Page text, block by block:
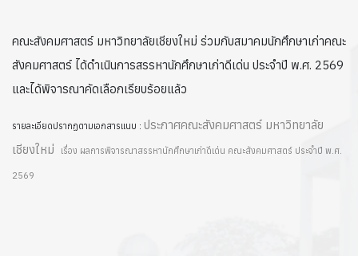
คณะสังคมศาสตร์ มหาวิทยาลัยเชียงใหม่ ร่วมกับสมาคมนักศึกษาเก่าคณะ
สังคมศาสตร์ ได้ดำเนินการสรรหานักศึกษาเก่าดีเด่น ประจำปี พ.ศ. 2569
และได้พิจารณาคัดเลือกเรียบร้อยแล้ว
รายละเอียดปรากฏตามเอกสารแนบ : ประกาศคณะสังคมศาสตร์ มหาวิทยาลัย
เชียงใหม่
เรื่อง ผลการพิจารณาสรรหานักศึกษาเก่าดีเด่น คณะสังคมศาสตร์ ประจำปี พ.ศ.
2569